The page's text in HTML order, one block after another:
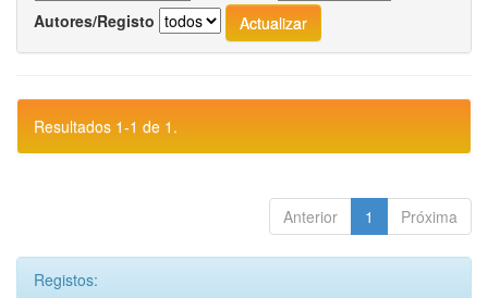
Autores/Registo
Resultados 1-1 de 1.
Anterior 1 Próxima
Registos: